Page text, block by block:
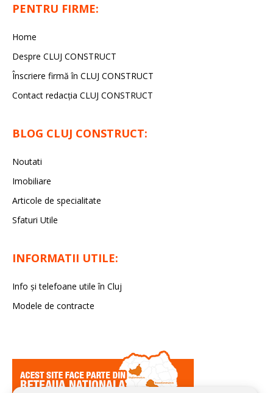
PENTRU FIRME:
Home
Despre CLUJ CONSTRUCT
Înscriere firmă în CLUJ CONSTRUCT
Contact redacția CLUJ CONSTRUCT
BLOG CLUJ CONSTRUCT:
Noutati
Imobiliare
Articole de specialitate
Sfaturi Utile
INFORMATII UTILE:
Info și telefoane utile în Cluj
Modele de contracte